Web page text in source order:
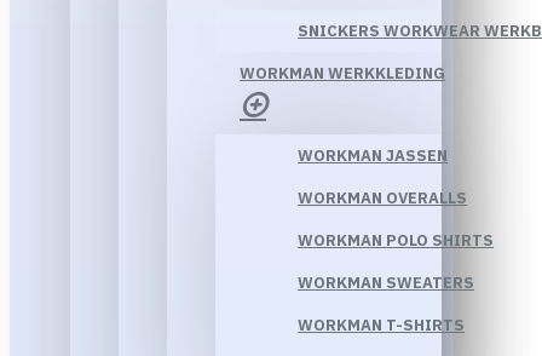
SNICKERS WORKWEAR
WORKMAN WERKKLEDING
WORKMAN JASSEN
WORKMAN OVERALLS
WORKMAN POLO SHIRTS
WORKMAN SWEATERS
WORKMAN T-SHIRTS